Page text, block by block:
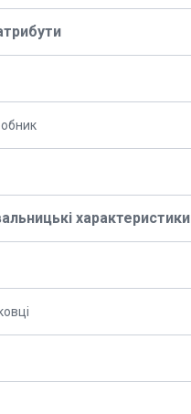
характеристики